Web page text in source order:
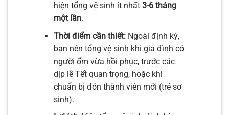
hiện tổng vệ sinh ít nhất 3-6 tháng
một lần.
Thời điểm cần thiết:Ngoài định kỳ,
bạn nên tổng vệ sinh khi gia đình có
người ốm vừa hồi phục, trước các
dịp lễ Tết quan trọng, hoặc khi
chuẩn bị đón thành viên mới (trẻ sơ
sinh).